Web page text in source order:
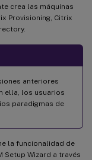
crea las máquinas
Provisioning, Citrix
anteriores
ella, los usuarios
paradigmas de
la funcionalidad de
Setup Wizard a través